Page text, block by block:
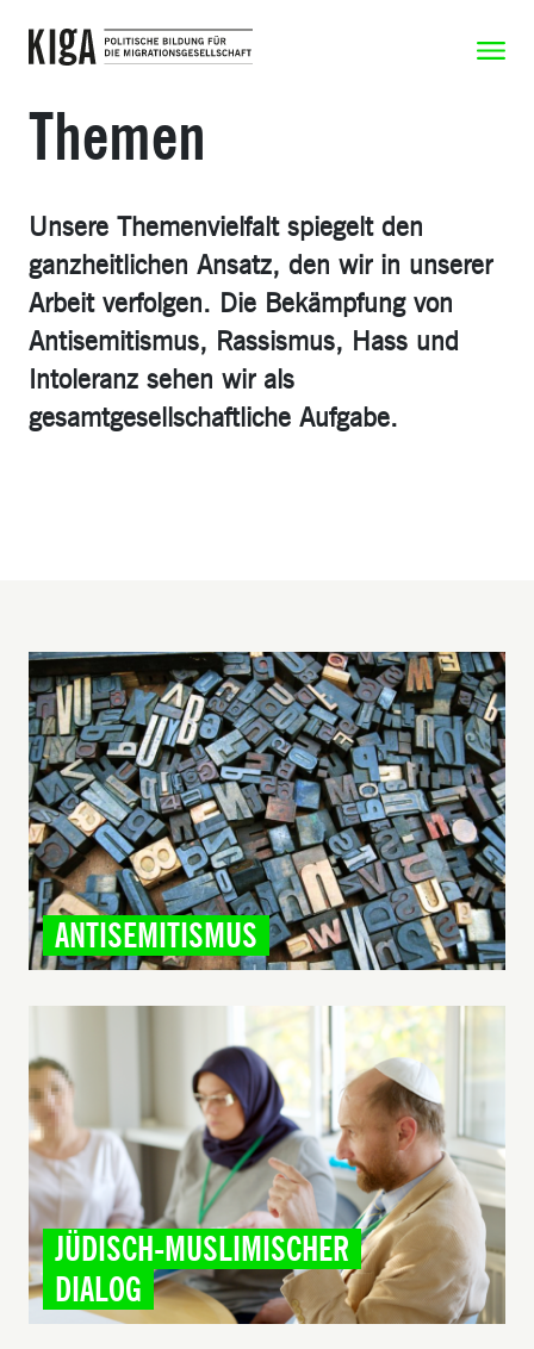
Zeige
Themen
Unsere Themenvielfalt spiegelt den
ganzheitlichen Ansatz, den wir in unserer
Arbeit verfolgen. Die Bekämpfung von
Antisemitismus, Rassismus, Hass und
Intoleranz sehen wir als
gesamtgesellschaftliche Aufgabe.
ANTISEMITISMUS
JÜDISCH-MUSLIMISCHER
DIALOG